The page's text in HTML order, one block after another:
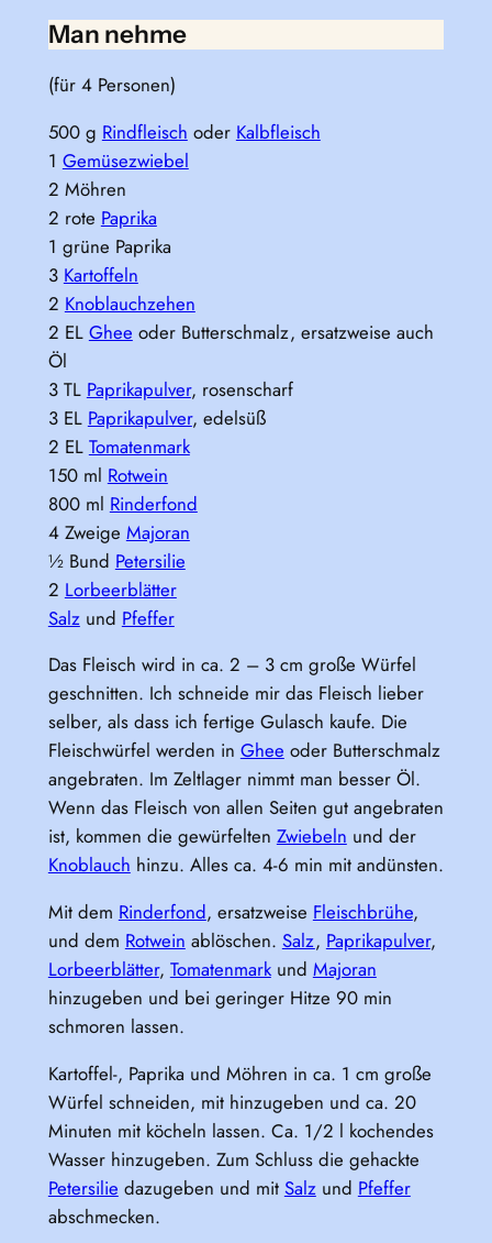
Man nehme
(für 4 Personen)
500 g Rindfleisch oder Kalbfleisch
1 Gemüsezwiebel
2 Möhren
2 rote Paprika
1 grüne Paprika
3 Kartoffeln
2 Knoblauchzehen
2 EL Ghee oder Butterschmalz, ersatzweise auch
Öl
3 TL Paprikapulver, rosenscharf
3 EL Paprikapulver, edelsüß
2 EL Tomatenmark
150 ml Rotwein
800 ml Rinderfond
4 Zweige Majoran
½ Bund Petersilie
2 Lorbeerblätter
Salzund Pfeffer
Das Fleisch wird in ca. 2 – 3 cm große Würfel
geschnitten. Ich schneide mir das Fleisch lieber
selber, als dass ich fertige Gulasch kaufe. Die
Fleischwürfel werden in Ghee oder Butterschmalz
angebraten. Im Zeltlager nimmt man besser Öl.
Wenn das Fleisch von allen Seiten gut angebraten
ist, kommen die gewürfelten Zwiebeln und der
Knoblauch hinzu. Alles ca. 4-6 min mit andünsten.
Mit dem Rinderfond, ersatzweise Fleischbrühe,
und dem Rotwein ablöschen. Salz, Paprikapulver,
Lorbeerblätter, Tomatenmarkund Majoran
hinzugeben und bei geringer Hitze 90 min
schmoren lassen.
Kartoffel-, Paprika und Möhren in ca. 1 cm große
Würfel schneiden, mit hinzugeben und ca. 20
Minuten mit köcheln lassen. Ca. 1/2 l kochendes
Wasser hinzugeben. Zum Schluss die gehackte
Petersilie dazugeben und mit Salzund Pfeffer
abschmecken.